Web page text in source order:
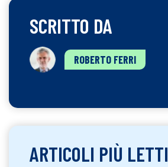
SCRITTO DA
ROBERTO FERRI
ARTICOLI PIÙ LETTI